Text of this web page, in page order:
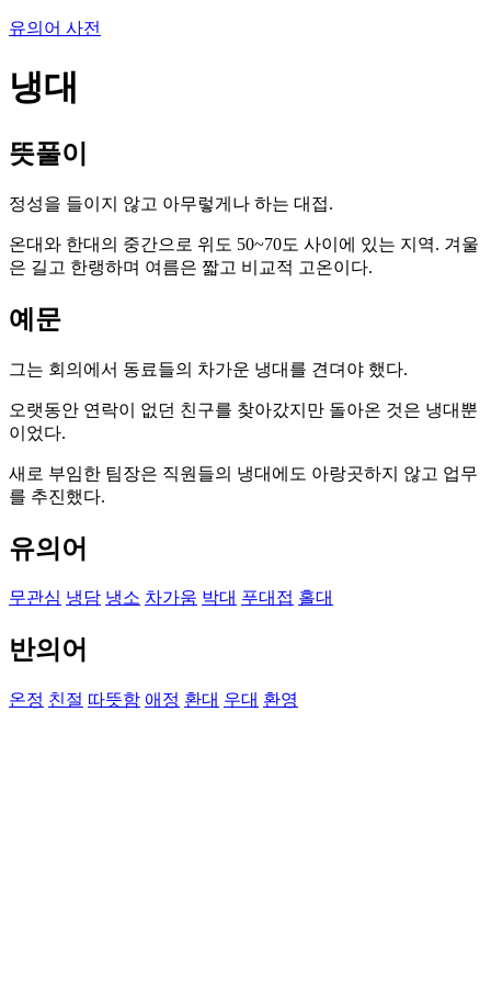
유의어 사전
냉대
뜻풀이
정성을 들이지 않고 아무렇게나 하는 대접.
온대와 한대의 중간으로 위도 50~70도 사이에 있는 지역. 겨울
은 길고 한랭하며 여름은 짧고 비교적 고온이다.
예문
그는 회의에서 동료들의 차가운 냉대를 견뎌야 했다.
오랫동안 연락이 없던 친구를 찾아갔지만 돌아온 것은 냉대뿐
이었다.
새로 부임한 팀장은 직원들의 냉대에도 아랑곳하지 않고 업무
를 추진했다.
유의어
무관심 냉담 냉소 차가움 박대 푸대접 홀대
반의어
온정 친절 따뜻함 애정 환대 우대 환영